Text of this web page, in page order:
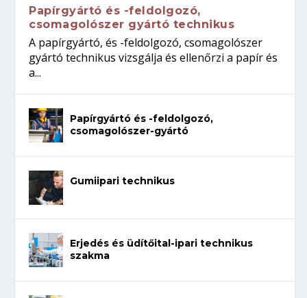
Papírgyártó és -feldolgozó,
csomagolószer gyártó technikus
A papírgyártó, és -feldolgozó, csomagolószer
gyártó technikus vizsgálja és ellenőrzi a papír és
a...
Papírgyártó és -feldolgozó,
csomagolószer-gyártó
Gumiipari technikus
Erjedés és üdítőital-ipari technikus
szakma